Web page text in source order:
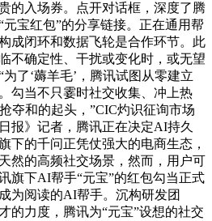
的入场券。点开对话框，深度了腾
宝红包”的分享链接。正在通用帮
成闭环和数据飞轮是合作环节。此
不确定性、干扰或变化时，或无望
了‘薅羊毛’，腾讯试图从零建立
勾当不只霎时社交收集、冲上热
夺和的起头，”CIC灼识征询市场
报》记者，腾讯正在决定AI持久
下的千问正凭仗强大的电商生态，
然的高频社交场景，然而，用户可
旗下AI帮手“元宝”的红包勾当正式
为阅读的AI帮手。沉构研发团
的力度，腾讯为“元宝”设想的社交